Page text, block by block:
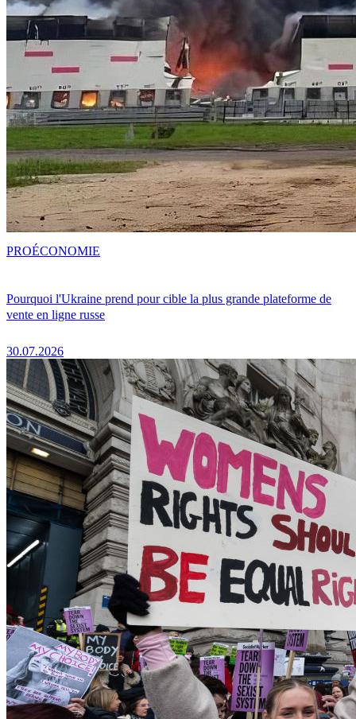
Pourquoi l'Ukraine prend pour cible la plus grande plateforme de
vente en ligne russe
30.07.2026
PROÉCONOMIE